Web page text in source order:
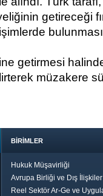
getireceği
getirmesi
müzakere
BİRİMLER
Hukuk Müşavirliği
Avrupa Birliği ve Dış
Reel Sektör Ar-Ge ve